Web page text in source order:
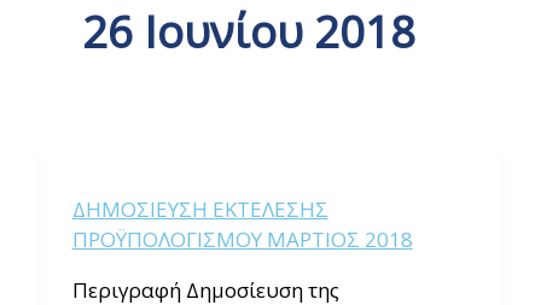
26 Ιουνίου 2018
ΔΗΜΟΣΙΕΥΣΗ ΕΚΤΕΛΕΣΗΣ
ΠΡΟΫΠΟΛΟΓΙΣΜΟΥ ΜΑΡΤΙΟΣ 2018
Περιγραφή Δημοσίευση της